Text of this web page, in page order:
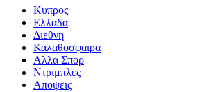
Κυπρος
Ελλαδα
Διεθνη
Καλαθοσφαιρα
Αλλα Σπορ
Ντριμπλες
Αποψεις